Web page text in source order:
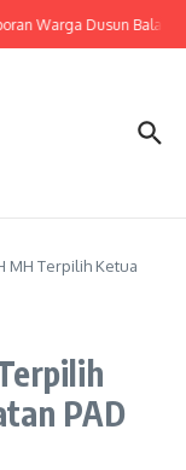
Warga Dusun Balaka
MH Terpilih Ketua
PAD